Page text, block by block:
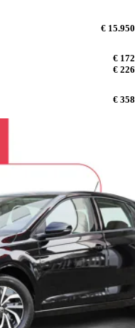
€ 15.950
€ 172
€ 226
€ 358